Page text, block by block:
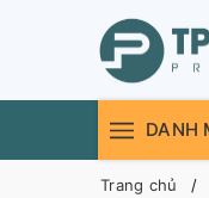
DANH
Trang chủ